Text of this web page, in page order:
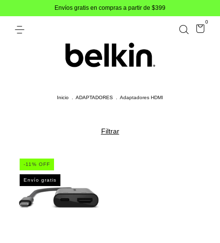
Envíos gratis en compras a partir de $399
0
Inicio ADAPTADORES Adaptadores HDMI
Filtrar
-11 % OFF
Envío gratis